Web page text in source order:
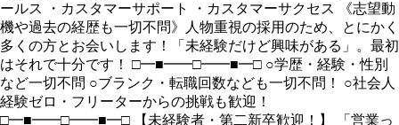
ールス ・カスタマーサポート ・カスタマーサクセス 《志望動
機や過去の経歴も一切不問》人物重視の採用のため、とにかく
多くの方とお会いします！「未経験だけど興味がある」。最初
はそれで十分です！ □━■━━□━━■━□ ○学歴・経験・性別
など一切不問 ○ブランク・転職回数なども一切不問！ ○社会人
経験ゼロ・フリーターからの挑戦も歓迎！
□━■━━□━━■━□ 【未経験者・第二新卒歓迎！】 「営業っ